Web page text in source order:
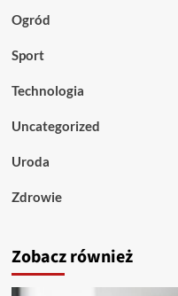
Ogród
Sport
Technologia
Uncategorized
Uroda
Zdrowie
Zobacz również